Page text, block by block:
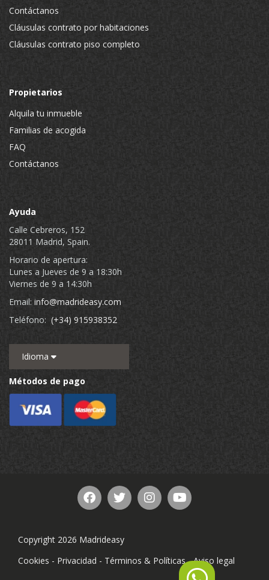
Contáctanos
Cláusulas contrato por habitaciones
Cláusulas contrato piso completo
Propietarios
Alquila tu inmueble
Familias de acogida
FAQ
Contáctanos
Ayuda
Calle Cebreros, 152
28011 Madrid, Spain.
Horario de apertura:
Lunes a Jueves de 9 a 18:30h
Viernes de 9 a 14:30h
Email: info@madrideasy.com
Teléfono: (+34) 915938352
Idioma
Métodos de pago
Copyright 2026 Madrideasy
Cookies - Privacidad - Términos & Políticas-Aviso legal